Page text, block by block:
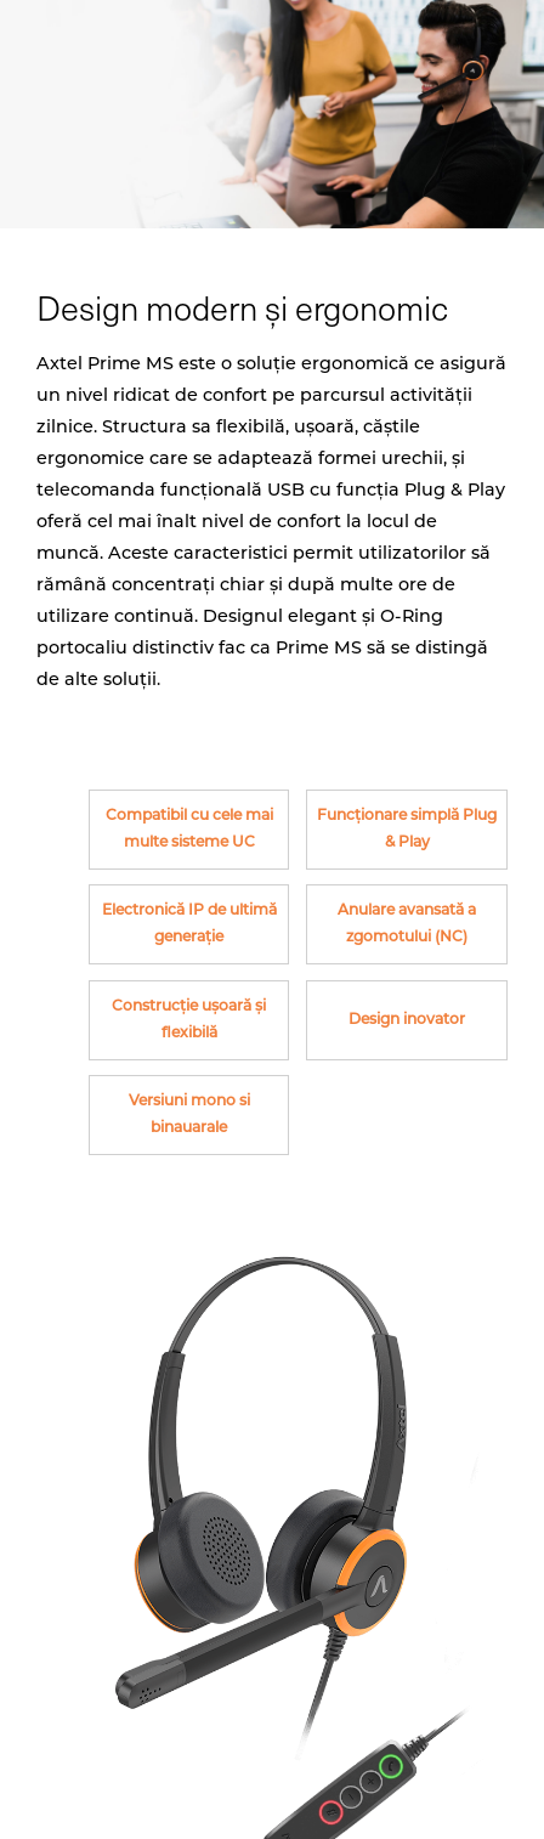
Design modern și ergonomic
Axtel Prime MS este o soluție ergonomică ce asigură
un nivel ridicat de confort pe parcursul activității
zilnice. Structura sa flexibilă, ușoară, căștile
ergonomice care se adaptează formei urechii, și
telecomanda funcțională USB cu funcția Plug & Play
oferă cel mai înalt nivel de confort la locul de
muncă. Aceste caracteristici permit utilizatorilor să
rămână concentrați chiar și după multe ore de
utilizare continuă. Designul elegant și O-Ring
portocaliu distinctiv fac ca Prime MS să se distingă
de alte soluții.
Compatibil cu cele mai
multe sisteme UC
Funcționare simplă Plug
& Play
Electronică IP de ultimă
generație
Anulare avansată a
zgomotului (NC)
Construcție ușoară și
flexibilă
Design inovator
Versiuni mono si
binauarale